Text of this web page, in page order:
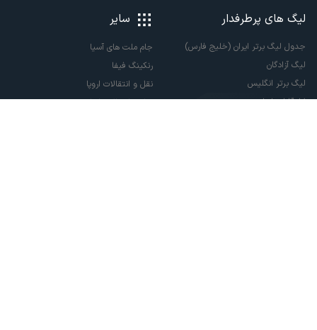
لیگ های پرطرفدار
جدول لیگ برتر ایران (خلیج فارس)
لیگ آزادگان
لیگ برتر انگلیس
لالیگا اسپانیا
سایر
جام ملت های آسیا
رنکینگ فیفا
نقل و انتقالات اروپا
نقل و انتقالات ایران